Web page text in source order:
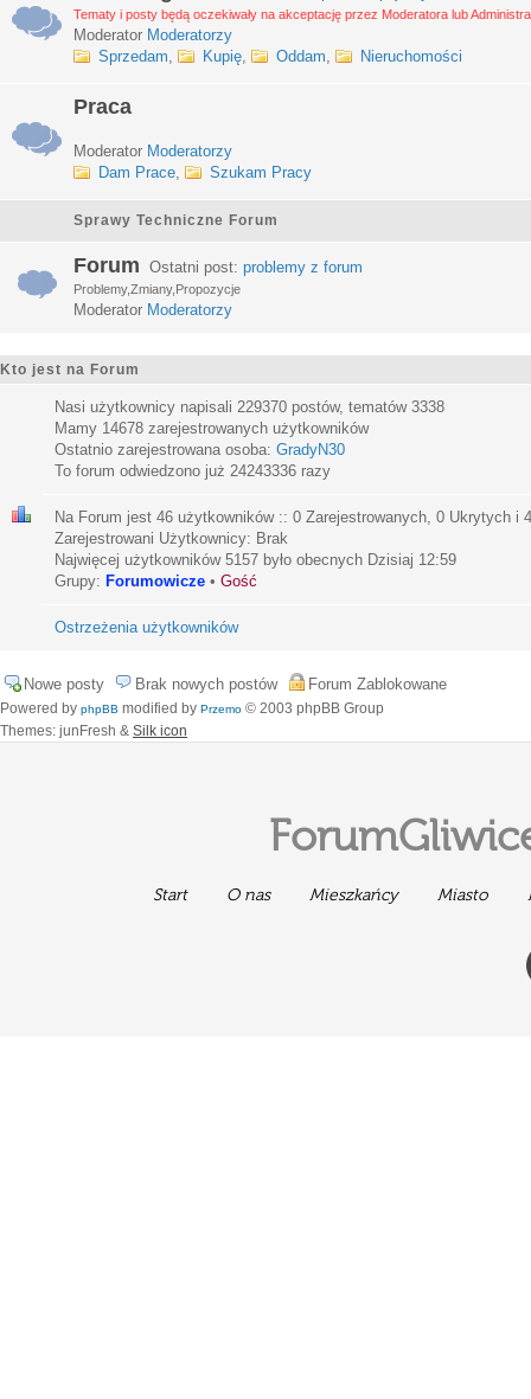
Tematy i posty będą oczekiwały na akceptację przez Moderatora lub
Moderator Moderatorzy
Sprzedam, Kupię, Oddam, Nieruchomości
Praca
Moderator Moderatorzy
Dam Prace, Szukam Pracy
Sprawy Techniczne Forum
Forum Ostatni post: problemy z forum
Problemy,Zmiany,Propozycje
Moderator Moderatorzy
Kto jest na Forum
Nasi użytkownicy napisali 229370 postów, tematów 3338
Mamy 14678 zarejestrowanych użytkowników
Ostatnio zarejestrowana osoba: GradyN30
To forum odwiedzono już 24243336 razy
Na Forum jest 46 użytkowników :: 0 Zarejestrowanych, 0 Ukrytych i
Zarejestrowani Użytkownicy: Brak
Najwięcej użytkowników 5157 było obecnych Dzisiaj 12:59
Grupy: Forumowicze • Gość
Ostrzeżenia użytkowników
Nowe posty Brak nowych postów Forum Zablokowane
Powered by phpBB modified by Przemo © 2003 phpBB Group
Themes: junFresh & Silk icon
Start O nas Mieszkańcy Miasto